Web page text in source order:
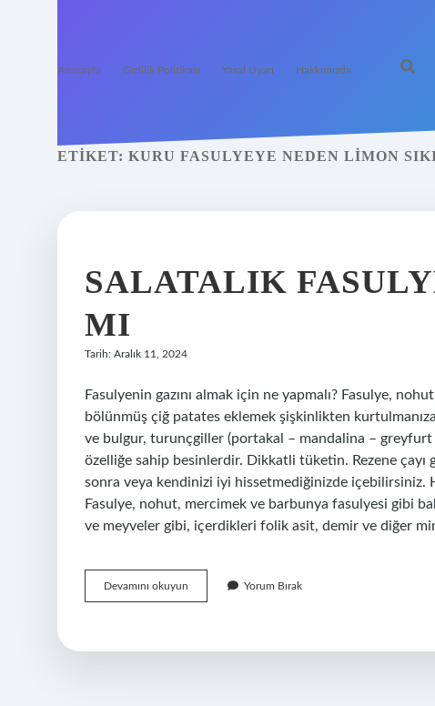
Anasayfa Gizlilik Politikası Yasal Uyarı Hakkımızda
ETIKET: KURU FASULYEYE NEDEN LIMON
SALATALIK
MI
Tarih: Aralık 11, 2024
Fasulyenin gazını almak için ne yapmalı? Fasulye,
bölünmüş çiğ patates eklemek şişkinlikten kurtulmanıza
ve bulgur, turunçgiller (portakal – mandalina – greyfurt
özelliğe sahip besinlerdir. Dikkatli tüketin. Rezene çayı
sonra veya kendinizi iyi hissetmediğinizde içebilirsiniz.
Fasulye, nohut, mercimek ve barbunya fasulyesi gibi
ve meyveler gibi, içerdikleri folik asit, demir ve diğer
Devamını okuyun
Fasulyenin
Mı
Yorum Bırak